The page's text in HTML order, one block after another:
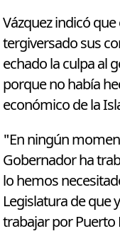
Vázquez indicó
tergiversado sus
echado la culpa al
porque no había
económico de la
"En ningún
Gobernador ha
lo hemos
Legislatura de que
trabajar por Puerto